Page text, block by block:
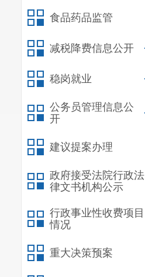
食品药品监管
减税降费信息公开
稳岗就业
公务员管理信息公
开
建议提案办理
政府接受法院行政法
律文书机构公示
行政事业性收费项目
情况
重大决策预案